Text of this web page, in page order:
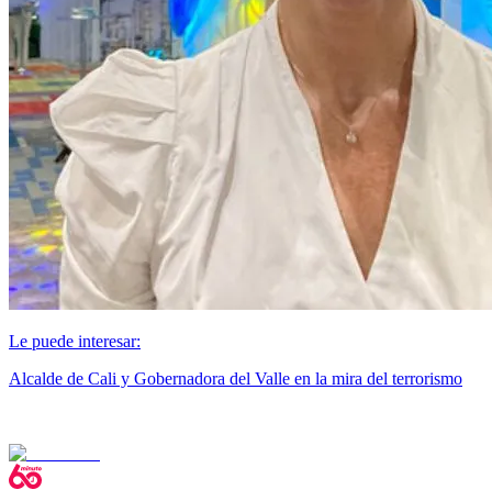
Le puede interesar:
Alcalde de Cali y Gobernadora del Valle en la mira del terrorismo